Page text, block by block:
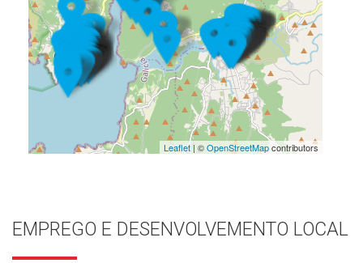
Leaflet| ©OpenStreetMapcontributors
EMPREGO E DESENVOLVEMENTO LOCAL